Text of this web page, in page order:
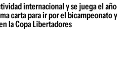
internacional y se juega el año
carta para ir por el bicampeonato y
la Copa Libertadores